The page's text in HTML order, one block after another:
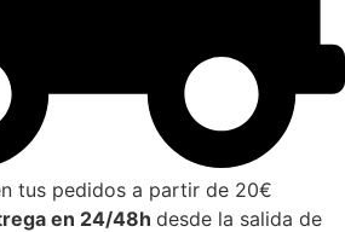
tus pedidos a partir de 20€
en 24/48h desde la salida de